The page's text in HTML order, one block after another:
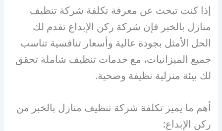
إذا كنت تبحث عن معرفة تكلفة شركة تنظيف
منازل بالخبر فإن شركة ركن الإبداع تقدم لك
الحل الأمثل بجودة عالية وأسعار تنافسية تناسب
جميع الميزانيات، مع خدمات تنظيف شاملة تحقق
لك بيئة منزلية نظيفة وصحية.
أهم ما يميز تكلفة شركة تنظيف منازل بالخبر من
ركن الإبداع: